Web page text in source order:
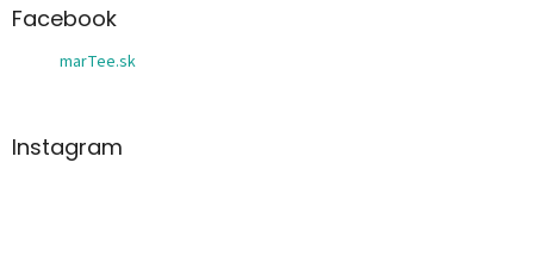
Facebook
marTee.sk
Instagram